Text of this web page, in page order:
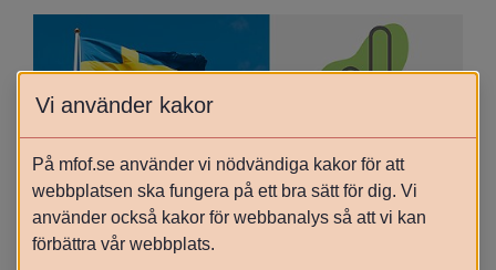
Skriv ut Dela
Sveriges officiella statistik (SOS) är
statistik som är särskilt viktig för att
Vi använder kakor
På mfof.se använder vi nödvändiga kakor för att
webbplatsen ska fungera på ett bra sätt för dig. Vi
använder också kakor för webbanalys så att vi kan
förbättra vår webbplats.